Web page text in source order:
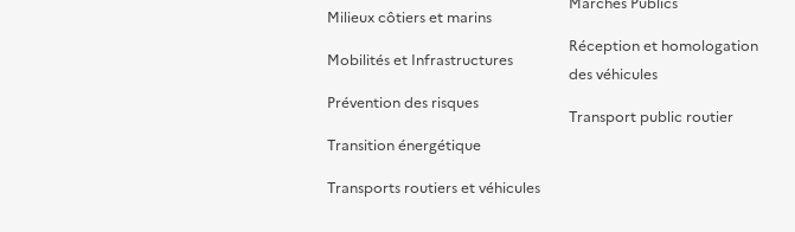
Milieux côtiers et marins
Mobilités et Infrastructures
Prévention des risques
Transition énergétique
Transports routiers et véhicules
Réception et homologation
des véhicules
Transport public routier